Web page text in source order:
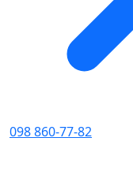
098 860-77-82